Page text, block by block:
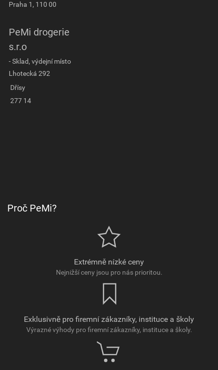
Praha 1, 110 00
PeMi drogerie
s.r.o
- Sklad, výdejní místo
Lhotecká 292
Dřísy
277 14
Proč PeMi?
Extrémně nízké ceny
Nejnižší ceny jsou pro nás prioritou.
Exklusivně pro firemní zákazníky, instituce a školy
Výrazné výhody pro firemní zákazníky, instituce a školy.